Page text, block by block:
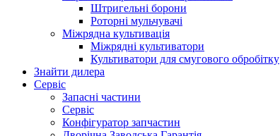
Штригельні борони
Pоторні мульчувачі
Міжрядна культивація
Міжрядні культиватори
Культиватори для смугового обробітку
Знайти дилера
Сервіс
Запасні частини
Сервіс
Конфігуратор запчастин